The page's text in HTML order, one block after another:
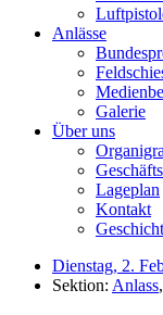
Anlässe
Galerie
Über uns
Lageplan
Kontakt
Dienstag, 2.
Sektion: Anlass,